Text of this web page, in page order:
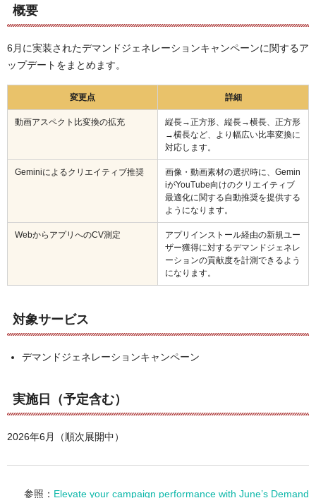
概要
6月に実装されたデマンドジェネレーションキャンペーンに関するア
ップデートをまとめます。
変更点 詳細
動画アスペクト比変換の拡充
縦長→正方形、縦長→横長、正方形
→横長など、より幅広い比率変換に
対応します。
Geminiによるクリエイティブ推奨
画像・動画素材の選択時に、Gemin
iがYouTube向けのクリエイティブ
最適化に関する自動推奨を提供する
ようになります。
WebからアプリへのCV測定
アプリインストール経由の新規ユー
ザー獲得に対するデマンドジェネレ
ーションの貢献度を計測できるよう
になります。
対象サービス
デマンドジェネレーションキャンペーン
実施日（予定含む）
2026年6月（順次展開中）
参照： Elevate your campaign performance with June’s Demand